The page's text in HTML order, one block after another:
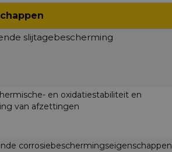
slijtagebescherming
en oxidatiestabiliteit en
van afzettingen
corrosiebeschermingseigenschappen